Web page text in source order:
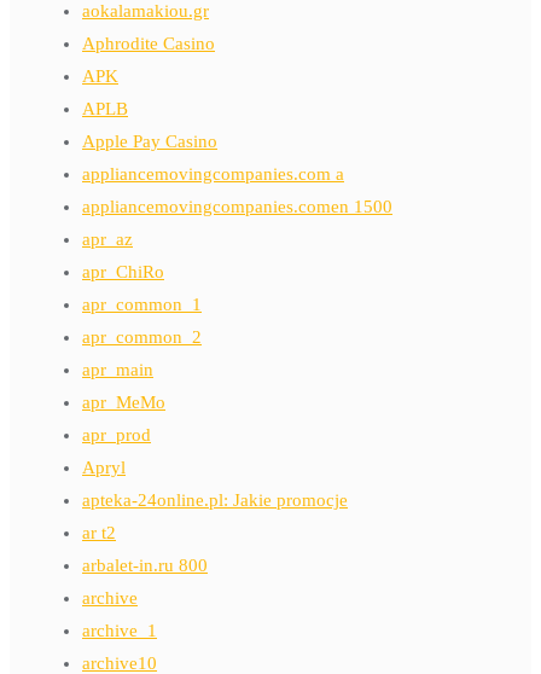
aokalamakiou.gr
Aphrodite Casino
APK
APLB
Apple Pay Casino
appliancemovingcompanies.com a
appliancemovingcompanies.comen 1500
apr_az
apr_ChiRo
apr_common_1
apr_common_2
apr_main
apr_MeMo
apr_prod
Apryl
apteka-24online.pl: Jakie promocje
ar t2
arbalet-in.ru 800
archive
archive_1
archive10